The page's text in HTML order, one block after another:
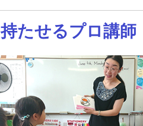
たせるプロ講師